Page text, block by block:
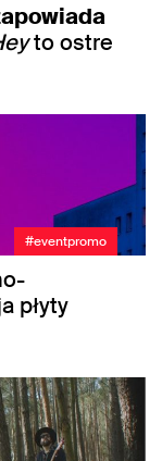
to ostre
#eventpromo
płyty